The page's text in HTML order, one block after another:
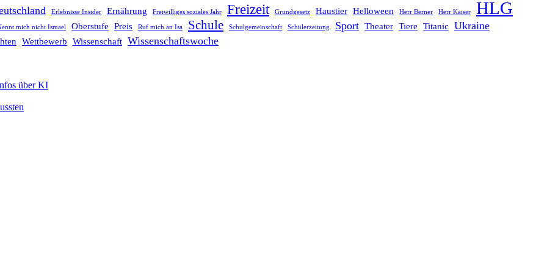
Erlebnisse Insider Ernährung Freiwilliges soziales Jahr Freizeit Grundgesetz Haustier Helloween Herr Berner Herr Kaiser HLG
mich nicht Ismael Oberstufe Preis Ruf mich an Isa Schule Schulgemeinschaft Schülerzeitung Sport Theater Tiere Titanic Ukraine
Wettbewerb Wissenschaft Wissenschaftswoche
über KI